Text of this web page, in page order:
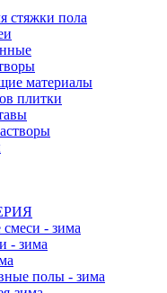
стяжки пола
материалы
плитки
- зима
- зима
полы - зима